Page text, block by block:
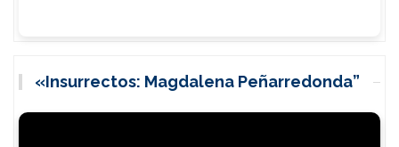
«Insurrectos: Magdalena Peñarredonda”